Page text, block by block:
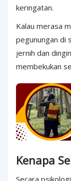
keringatan.
Kalau merasa
pegunungan di
jernih dan
membekukan
Kenapa